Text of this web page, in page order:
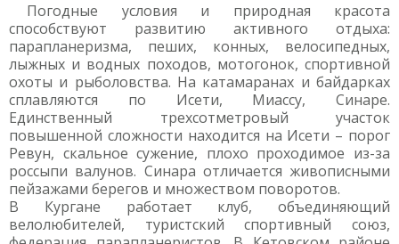
Погодные условия и природная красота
способствуют развитию активного отдыха:
парапланеризма, пеших, конных, велосипедных,
лыжных и водных походов, мотогонок, спортивной
охоты и рыболовства. На катамаранах и байдарках
сплавляются по Исети, Миассу, Синаре.
Единственный трехсотметровый участок
повышенной сложности находится на Исети – порог
Ревун, скальное сужение, плохо проходимое из-за
россыпи валунов. Синара отличается живописными
пейзажами берегов и множеством поворотов.
В Кургане работает клуб, объединяющий
велолюбителей, туристский спортивный союз,